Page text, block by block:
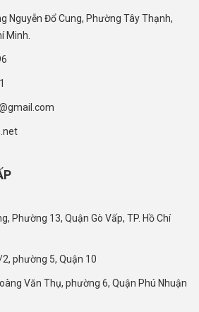
Nguyễn Đổ Cung, Phường Tây Thạnh,
Minh.
Phường 13, Quận Gò Vấp, TP. Hồ Chí
phường 5, Quận 10
Văn Thụ, phường 6, Quận Phú Nhuận